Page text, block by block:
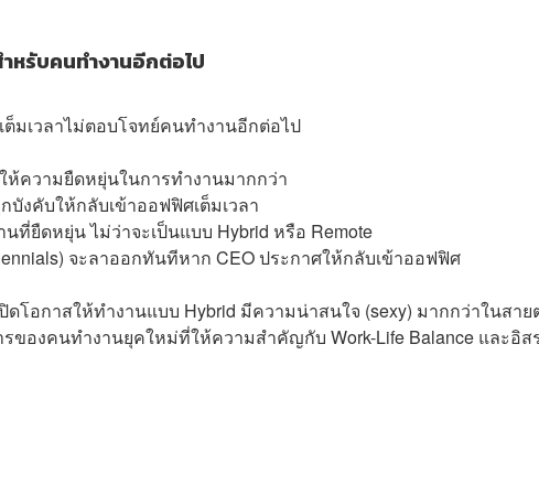
หรับคนทำงานอีกต่อไป
มเวลาไม่ตอบโจทย์คนทำงานอีกต่อไป
ห้ความยืดหยุ่นในการทำงานมากกว่า
งคับให้กลับเข้าออฟฟิศเต็มเวลา
ที่ยืดหยุ่น ไม่ว่าจะเป็นแบบ Hybrid หรือ Remote
จะลาออกทันทีหาก CEO ประกาศให้กลับเข้าออฟฟิศ
โอกาสให้ทำงานแบบ Hybrid มีความน่าสนใจ (sexy) มากกว่าในสาย
ของคนทำงานยุคใหม่ที่ให้ความสำคัญกับ Work-Life Balance และอิส